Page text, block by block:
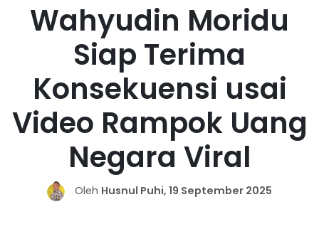
Wahyudin Moridu
Siap Terima
Konsekuensi usai
Video Rampok Uang
Negara Viral
Oleh Husnul Puhi, 19 September 2025